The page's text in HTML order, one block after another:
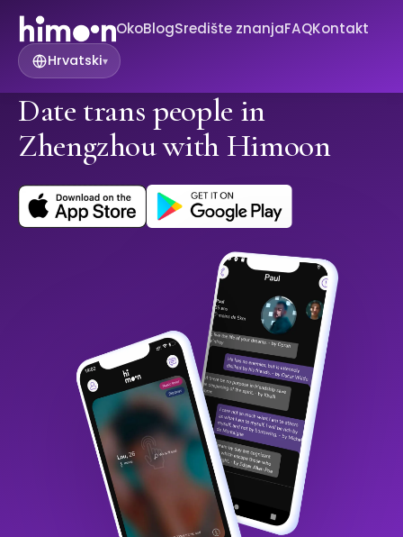
OkoBlogSredište znanjaFAQKontakt
Hrvatski▾
Date trans people in
Zhengzhou with Himoon